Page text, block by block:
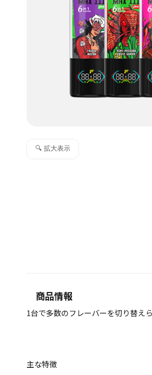
🔍 拡大表示
商品情報
1台で多数のフレーバーを切り替え
主な特徴